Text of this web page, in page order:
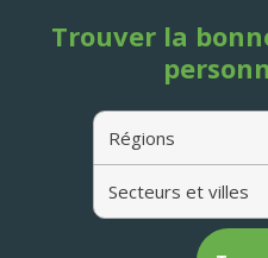
Régions
Secteurs et villes
Trouver la